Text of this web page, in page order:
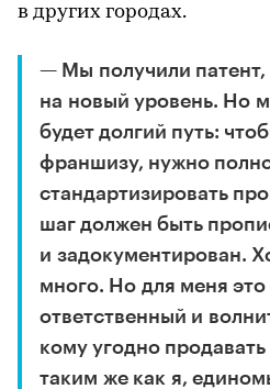
в других городах.
— Мы получили патент,
на новый уровень. Но
будет долгий путь:
франшизу, нужно
стандартизировать
шаг должен быть
и задокументирован.
много. Но для меня это
ответственный и
кому угодно
таким же как я,